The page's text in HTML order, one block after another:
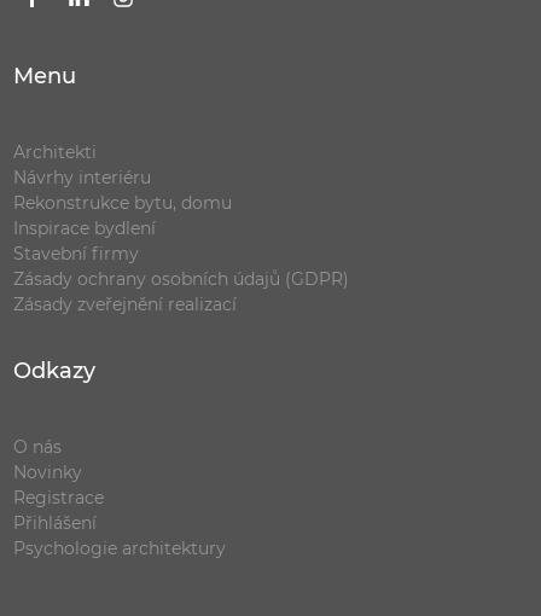
Menu
Architekti
Návrhy interiéru
Rekonstrukce bytu, domu
Inspirace bydlení
Stavební firmy
Zásady ochrany osobních údajů (GDPR)
Zásady zveřejnění realizací
Odkazy
O nás
Novinky
Registrace
Přihlášení
Psychologie architektury